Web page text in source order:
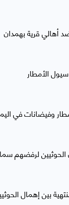
أهالي قرية بهمدان
لرفضهم
بين إهمال